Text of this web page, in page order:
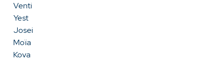
Venti
Yest
Josei
Moïa
Kova